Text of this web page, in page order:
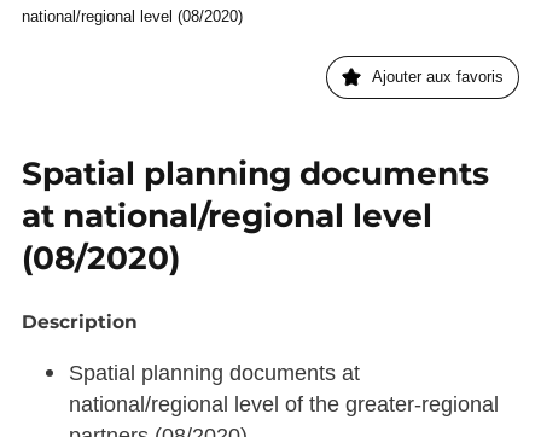
national/regional level (08/2020)
Ajouter aux favoris
Spatial planning documents
at national/regional level
(08/2020)
Description
Spatial planning documents at
national/regional level of the greater-regional